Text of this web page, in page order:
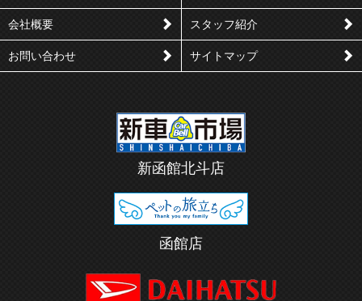
会社概要 スタッフ紹介
お問い合わせ サイトマップ
新函館北斗店
函館店